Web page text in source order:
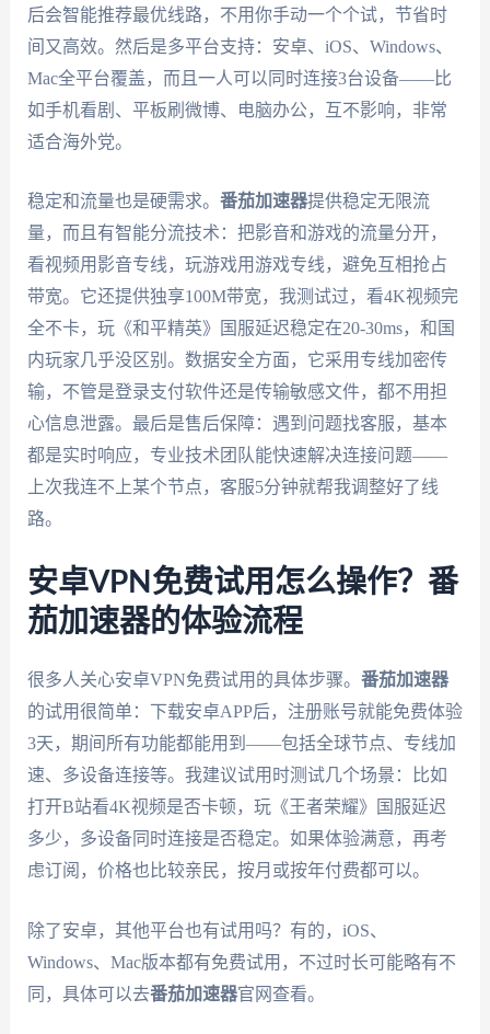
后会智能推荐最优线路，不用你手动一个个试，节省时
间又高效。然后是多平台支持：安卓、iOS、Windows、
Mac全平台覆盖，而且一人可以同时连接3台设备——比
如手机看剧、平板刷微博、电脑办公，互不影响，非常
适合海外党。
稳定和流量也是硬需求。 番茄加速器提供稳定无限流
量，而且有智能分流技术：把影音和游戏的流量分开，
看视频用影音专线，玩游戏用游戏专线，避免互相抢占
带宽。它还提供独享100M带宽，我测试过，看4K视频完
全不卡，玩《和平精英》国服延迟稳定在20-30ms，和国
内玩家几乎没区别。数据安全方面，它采用专线加密传
输，不管是登录支付软件还是传输敏感文件，都不用担
心信息泄露。最后是售后保障：遇到问题找客服，基本
都是实时响应，专业技术团队能快速解决连接问题——
上次我连不上某个节点，客服5分钟就帮我调整好了线
路。
安卓VPN免费试用怎么操作？番
茄加速器的体验流程
很多人关心安卓VPN免费试用的具体步骤。 番茄加速器
的试用很简单：下载安卓APP后，注册账号就能免费体验
3天，期间所有功能都能用到——包括全球节点、专线加
速、多设备连接等。我建议试用时测试几个场景：比如
打开B站看4K视频是否卡顿，玩《王者荣耀》国服延迟
多少，多设备同时连接是否稳定。如果体验满意，再考
虑订阅，价格也比较亲民，按月或按年付费都可以。
除了安卓，其他平台也有试用吗？有的，iOS、
Windows、Mac版本都有免费试用，不过时长可能略有不
同，具体可以去番茄加速器官网查看。